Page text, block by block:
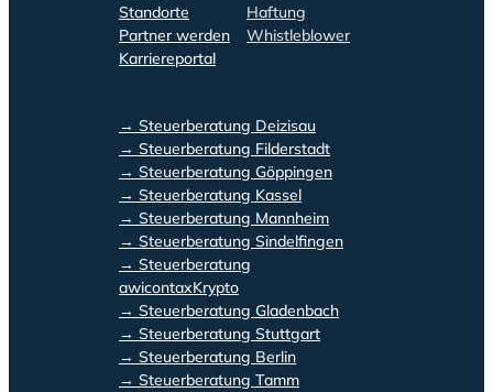
Standorte
Partner werden
Karriereportal
Haftung
Whistleblower
→ Steuerberatung Deizisau
→ Steuerberatung Filderstadt
→ Steuerberatung Göppingen
→ Steuerberatung Kassel
→ Steuerberatung Mannheim
→ Steuerberatung Sindelfingen
→ Steuerberatung
awicontaxKrypto
→ Steuerberatung Gladenbach
→ Steuerberatung Stuttgart
→ Steuerberatung Berlin
→ Steuerberatung Tamm